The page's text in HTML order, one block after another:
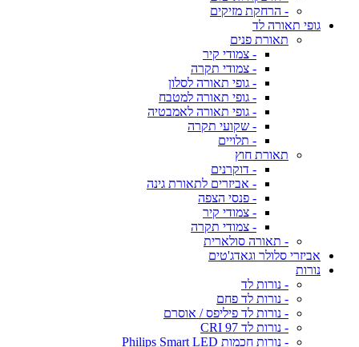
- הרחקת מזיקים
גופי תאורה לד
תאורת פנים
- צמודי קיר
- צמודי תקרה
- גופי תאורה לסלון
- גופי תאורה למטבח
- גופי תאורה לאמבטיה
- שקועי תקרה
- תלויים
תאורת חוץ
- דוקרנים
- אביזרים לתאורת גינה
- פנסי הצפה
- צמודי קיר
- צמודי תקרה
- תאורה סולארית
אביזרי סלולר וגאדג'טים
נורות
- נורות לד
- נורות לד פחם
- נורות לד פיליפס / אוסרם
- נורות לד CRI 97
- נורות חכמות Philips Smart LED